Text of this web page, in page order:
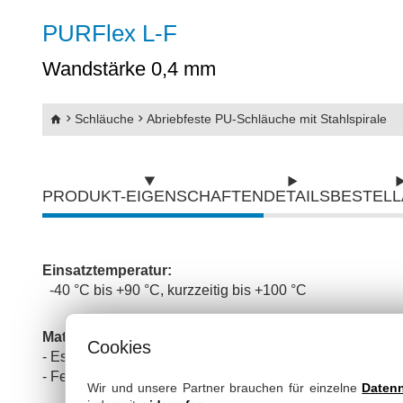
Abriebfeste PU-Schläuche mit Stahlspirale
SpiraFlex
Silikon - Druckschläuche
Flachschläuche
Wasserschläuche
PURFlex L-F
Wandstärke 0,4 mm
Schläuche Abriebfeste PU-Schläuche mit Stahlspirale
PRODUKT-EIGENSCHAFTEN
Einsatztemperatur:
-40 °C bis +90 °C, kurzzeitig bis +100 °C
Material:
- Ester-Polyurethan-Wand
- Federdraht-Spirale
DETAILS
Cookies
Wir und unsere Partner brauchen für einzelne